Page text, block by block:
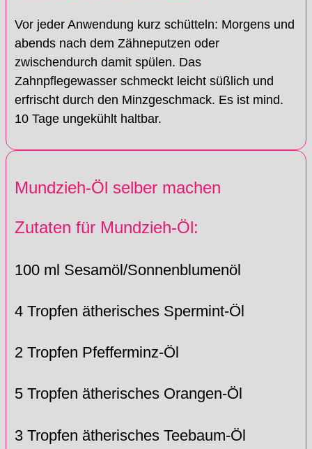
Vor jeder Anwendung kurz schütteln: Morgens und
abends nach dem Zähneputzen oder
zwischendurch damit spülen. Das
Zahnpflegewasser schmeckt leicht süßlich und
erfrischt durch den Minzgeschmack. Es ist mind.
10 Tage ungekühlt haltbar.
Mundzieh-Öl selber machen
Zutaten für Mundzieh-Öl:
100 ml Sesamöl/Sonnenblumenöl
4 Tropfen ätherisches Spermint-Öl
2 Tropfen Pfefferminz-Öl
5 Tropfen ätherisches Orangen-Öl
3 Tropfen ätherisches Teebaum-Öl